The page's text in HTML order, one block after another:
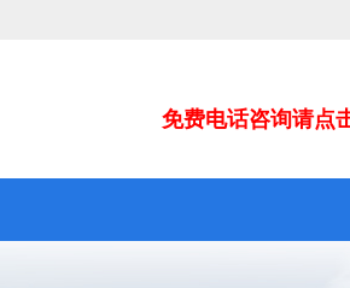
免费电话咨询请点